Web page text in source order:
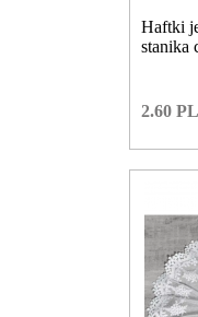
Haftki
stanika
2.60